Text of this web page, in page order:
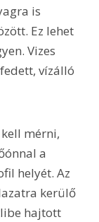
is
Ez lehet
Vizes
vízálló
mérni,
a
helyét. Az
kerülő
hajtott